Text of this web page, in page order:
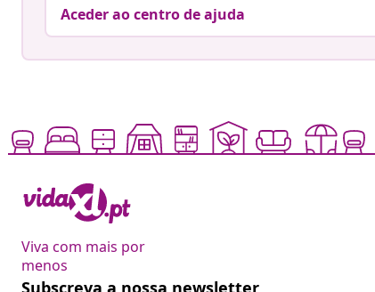
Aceder ao centro de ajuda
Viva com mais por
menos